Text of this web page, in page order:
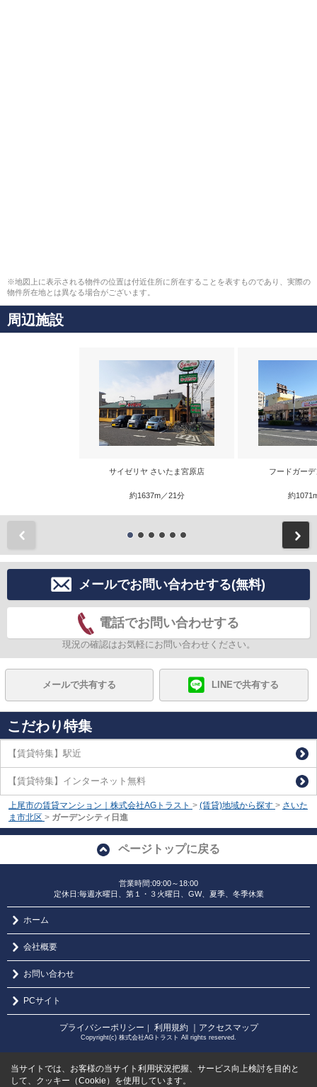
※地図上に表示される物件の位置は付近住所に所在することを表すものであり、実際の
物件所在地とは異なる場合がございます。
周辺施設
サイゼリヤ さいたま宮原店
約1637m／21分
フードガー
約
メールでお問い合わせする(無料)
電話でお問い合わせする
現況の確認はお気軽にお問い合わせください。
メールで共有する LINEで共有する
こだわり特集
【賃貸特集】駅近
【賃貸特集】インターネット無料
上尾市の賃貸マンション｜株式会社AGトラスト > (賃貸)地域から探す > さいた
ま市北区 > ガーデンシティ日進
ページトップに戻る
営業時間:09:00～18:00
定休日:毎週水曜日、第１・３火曜日、GW、夏季、冬季休業
ホーム
会社概要
お問い合わせ
PCサイト
プライバシーポリシー 利用規約 ｜アクセスマップ
Copyright(c) 株式会社AGトラスト All rights reserved.
当サイトでは、お客様の当サイト利用状況把握、サービス向上検討を目的と
して、クッキー（Cookie）を使用しています。